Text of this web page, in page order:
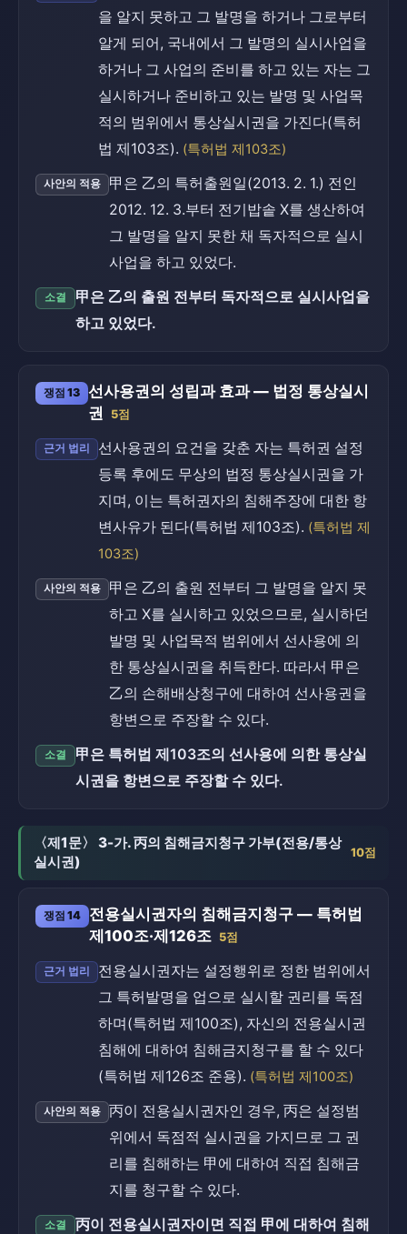
을 알지 못하고 그 발명을 하거나 그로부터
알게 되어, 국내에서 그 발명의 실시사업을
하거나 그 사업의 준비를 하고 있는 자는 그
실시하거나 준비하고 있는 발명 및 사업목
적의 범위에서 통상실시권을 가진다(특허
법 제103조). (특허법 제103조)
사안의 적용
甲은 乙의 특허출원일(2013. 2. 1.) 전인
2012. 12. 3.부터 전기밥솥 X를 생산하여
그 발명을 알지 못한 채 독자적으로 실시
사업을 하고 있었다.
소결
甲은 乙의 출원 전부터 독자적으로 실시사업을
하고 있었다.
쟁점 13 선사용권의 성립과 효과 — 법정 통상실시
권
5점
근거 법리
선사용권의 요건을 갖춘 자는 특허권 설정
등록 후에도 무상의 법정 통상실시권을 가
지며, 이는 특허권자의 침해주장에 대한 항
변사유가 된다(특허법 제103조). (특허법 제
103조)
사안의 적용
甲은 乙의 출원 전부터 그 발명을 알지 못
하고 X를 실시하고 있었으므로, 실시하던
발명 및 사업목적 범위에서 선사용에 의
한 통상실시권을 취득한다. 따라서 甲은
乙의 손해배상청구에 대하여 선사용권을
항변으로 주장할 수 있다.
소결
甲은 특허법 제103조의 선사용에 의한 통상실
시권을 항변으로 주장할 수 있다.
〈제1문〉 3-가. 丙의 침해금지청구 가부(전용/통상
실시권)
10점
쟁점 14
전용실시권자의 침해금지청구 — 특허법
제100조·제126조 5점
근거 법리
전용실시권자는 설정행위로 정한 범위에서
그 특허발명을 업으로 실시할 권리를 독점
하며(특허법 제100조), 자신의 전용실시권
침해에 대하여 침해금지청구를 할 수 있다
(특허법 제126조 준용). (특허법 제100조)
사안의 적용
丙이 전용실시권자인 경우, 丙은 설정범
위에서 독점적 실시권을 가지므로 그 권
리를 침해하는 甲에 대하여 직접 침해금
지를 청구할 수 있다.
소결
丙이 전용실시권자이면 직접 甲에 대하여 침해